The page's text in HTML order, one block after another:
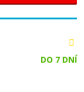
DO 7 DNÍ